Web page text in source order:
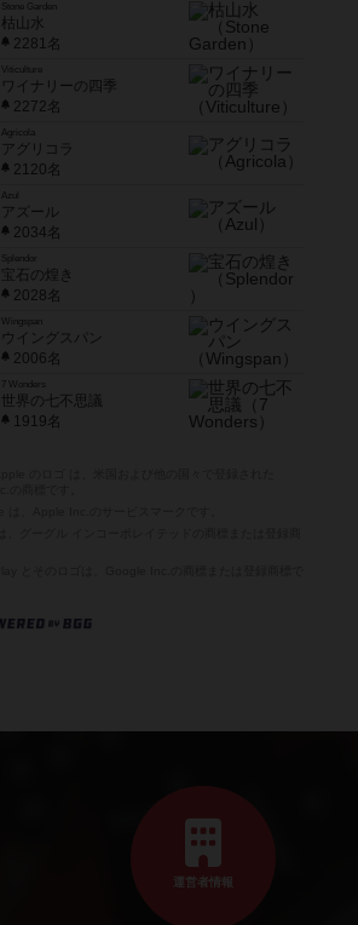
Stone Garden
枯山水
2281名
Viticulture
ワイナリーの四季
2272名
Agricola
アグリコラ
2120名
Azul
アズール
2034名
宝石の煌き
2028名
Wingspan
ウイングスパン
2006名
7 Wonders
世界の七不思議
1919名
運営者情報